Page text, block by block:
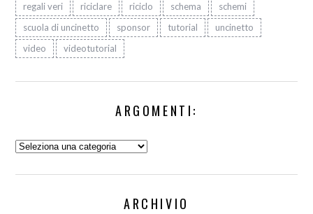
regali veri
riciclare riciclo schema
schemi
scuola di uncinetto
sponsor tutorial
uncinetto
video
videotutorial
ARGOMENTI:
Argomenti:
ARCHIVIO